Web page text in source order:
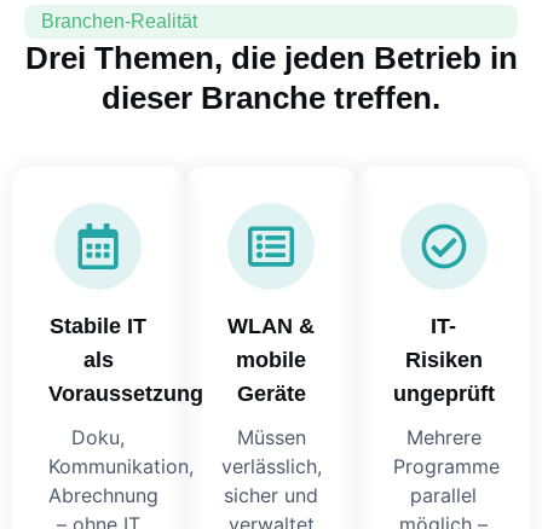
Branchen-Realität
Drei Themen, die jeden Betrieb in
dieser Branche treffen.
Stabile IT
als
Voraussetzung
Doku,
Kommunikation,
Abrechnung
– ohne IT
WLAN &
mobile
Geräte
Müssen
verlässlich,
sicher und
verwaltet
IT-
Risiken
ungeprüft
Mehrere
Programme
parallel
möglich –